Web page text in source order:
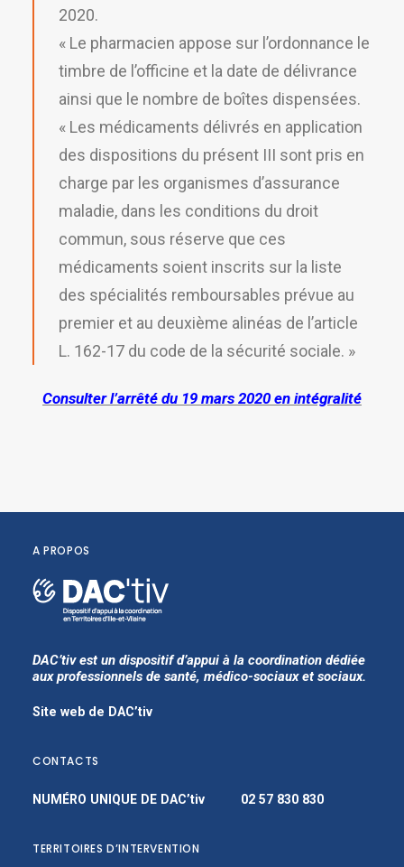
2020.
« Le pharmacien appose sur l’ordonnance le
timbre de l’officine et la date de délivrance
ainsi que le nombre de boîtes dispensées.
« Les médicaments délivrés en application
des dispositions du présent III sont pris en
charge par les organismes d’assurance
maladie, dans les conditions du droit
commun, sous réserve que ces
médicaments soient inscrits sur la liste
des spécialités remboursables prévue au
premier et au deuxième alinéas de l’article
L. 162-17 du code de la sécurité sociale. »
Consulter l’arrêté du 19 mars 2020 en intégralité
A PROPOS
DAC’tiv est un dispositif d’appui à la coordination dédiée
aux professionnels de santé, médico-sociaux et sociaux.
Site web de DAC’tiv
CONTACTS
NUMÉRO UNIQUE DE DAC’tiv 02 57 830 830
TERRITOIRES D’INTERVENTION